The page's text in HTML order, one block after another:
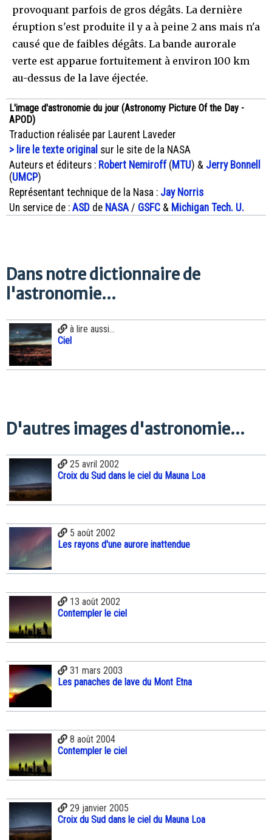
provoquant parfois de gros dégâts. La dernière
éruption s'est produite il y a à peine 2 ans mais n'a
causé que de faibles dégâts. La bande aurorale
verte est apparue fortuitement à environ 100 km
au-dessus de la lave éjectée.
L'image d'astronomie du jour (Astronomy Picture Of the Day -
APOD)
Traduction réalisée par Laurent Laveder
> lire le texte original sur le site de la NASA
Auteurs et éditeurs : Robert Nemiroff( MTU) & Jerry Bonnell
(UMCP)
Représentant technique de la Nasa : Jay Norris
Un service de : ASD de NASA/ GSFC & Michigan Tech. U.
Dans notre dictionnaire de
l'astronomie...
à lire aussi...
Ciel
D'autres images d'astronomie...
25 avril 2002
Croix du Sud dans le ciel du Mauna Loa
5 août 2002
Les rayons d'une aurore inattendue
13 août 2002
Contempler le ciel
31 mars 2003
Les panaches de lave du Mont Etna
8 août 2004
Contempler le ciel
29 janvier 2005
Croix du Sud dans le ciel du Mauna Loa